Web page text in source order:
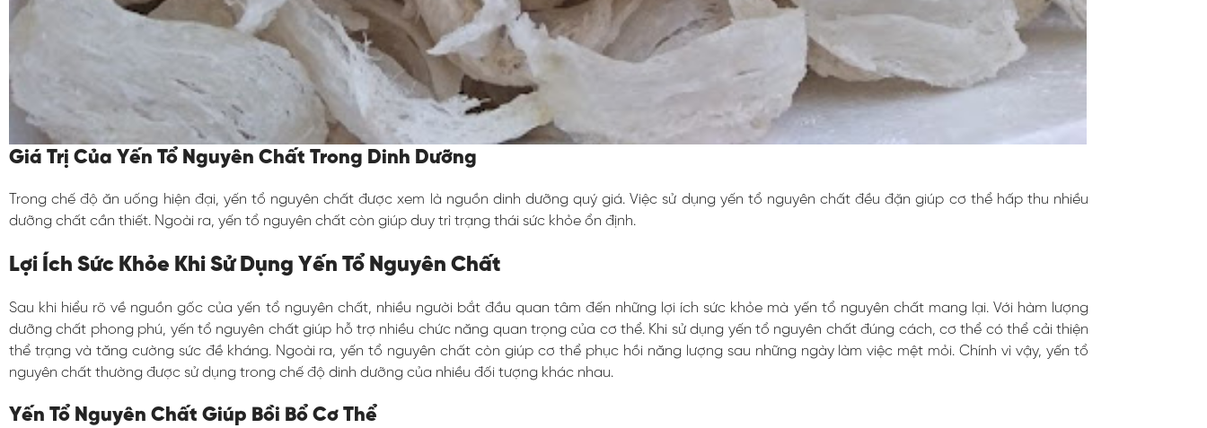
Giá Trị Của Yến Tổ Nguyên Chất Trong Dinh Dưỡng
Trong chế độ ăn uống hiện đại, yến tổ nguyên chất được xem là nguồn dinh dưỡng quý giá. Việc sử dụng yến tổ nguyên chất đều đặn giúp cơ thể hấp thu nhiều
dưỡng chất cần thiết. Ngoài ra, yến tổ nguyên chất còn giúp duy trì trạng thái sức khỏe ổn định.
Lợi Ích Sức Khỏe Khi Sử Dụng Yến Tổ Nguyên Chất
Sau khi hiểu rõ về nguồn gốc của yến tổ nguyên chất, nhiều người bắt đầu quan tâm đến những lợi ích sức khỏe mà yến tổ nguyên chất mang lại. Với hàm lượng
dưỡng chất phong phú, yến tổ nguyên chất giúp hỗ trợ nhiều chức năng quan trọng của cơ thể. Khi sử dụng yến tổ nguyên chất đúng cách, cơ thể có thể cải thiện
thể trạng và tăng cường sức đề kháng. Ngoài ra, yến tổ nguyên chất còn giúp cơ thể phục hồi năng lượng sau những ngày làm việc mệt mỏi. Chính vì vậy, yến tổ
nguyên chất thường được sử dụng trong chế độ dinh dưỡng của nhiều đối tượng khác nhau.
Yến Tổ Nguyên Chất Giúp Bồi Bổ Cơ Thể